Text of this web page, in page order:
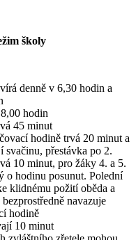
školy
denně v 6,30 hodin a
hodin
45 minut
hodině trvá 20 minut a
svačinu, přestávka po 2.
10 minut, pro žáky 4. a 5.
o hodinu posunut. Polední
klidnému požití oběda a
navazuje
hodině
10 minut